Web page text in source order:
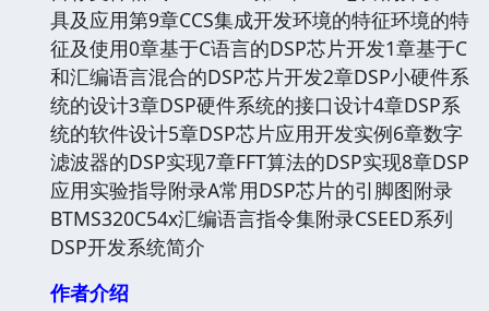
具及应用第9章CCS集成开发环境的特征环境的特
征及使用0章基于C语言的DSP芯片开发1章基于C
和汇编语言混合的DSP芯片开发2章DSP小硬件系
统的设计3章DSP硬件系统的接口设计4章DSP系
统的软件设计5章DSP芯片应用开发实例6章数字
滤波器的DSP实现7章FFT算法的DSP实现8章DSP
应用实验指导附录A常用DSP芯片的引脚图附录
BTMS320C54x汇编语言指令集附录CSEED系列
DSP开发系统简介
作者介绍